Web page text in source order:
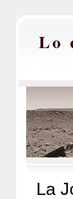
Lo
La